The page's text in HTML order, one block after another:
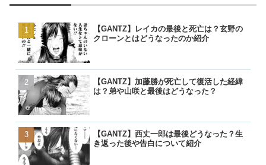
【GANTZ】レイカの最後と死亡は？玄野の
クローンとはどうなったのか紹介
【GANTZ】加藤勝が死亡して復活した経緯
は？弟や山咲と最後はどうなった？
【GANTZ】西丈一郎は最後どうなった？生
き返った後や告白について紹介
【GANTZ】レイカの最後と
クローンとはどうなったの
【GANTZ】西丈一郎は最後
き返った後や告白について
【GANTZ】加藤勝が死亡し
は？弟や山咲と最後はどう
【GANTZ】レイカの最後と
クローンとはどうなったの
【GANTZ】西丈一郎は最後
き返った後や告白について
【GANTZ】加藤勝が死亡し
は？弟や山咲と最後はどう
【BORUTO】うずまきナル
現在のナルトは生きている
【呪術廻戦】七海健人は渋
た？死因や最後、虎杖に遺
【名探偵コナン】コナンの
る人物一覧！いつ知ったの